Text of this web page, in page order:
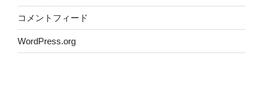
コメントフィード
WordPress.org